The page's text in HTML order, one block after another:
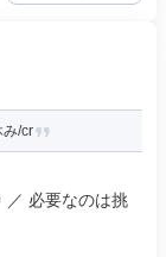
み/cr
／ 必要なのは挑